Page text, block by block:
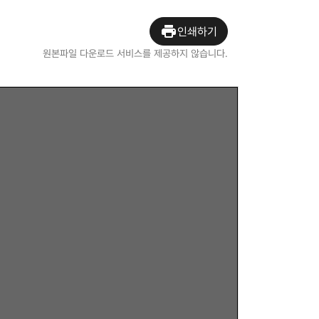
인쇄하기
원본파일 다운로드 서비스를 제공하지 않습니다.